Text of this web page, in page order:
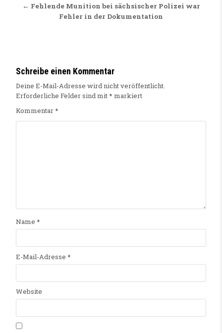
← Fehlende Munition bei sächsischer Polizei war
Fehler in der Dokumentation
Schreibe einen Kommentar
Deine E-Mail-Adresse wird nicht veröffentlicht.
Erforderliche Felder sind mit* markiert
Kommentar*
Name *
E-Mail-Adresse *
Website